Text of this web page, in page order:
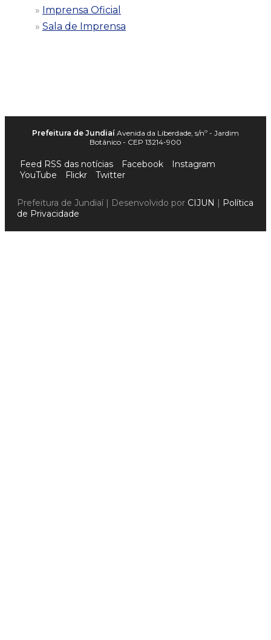
Imprensa Oficial
Sala de Imprensa
Prefeitura de Jundiaí Avenida da Liberdade, s/nº - Jardim
Botânico - CEP 13214-900
Feed RSS das notícias Facebook
Instagram
YouTube
Flickr Twitter
Prefeitura de Jundiaí | Desenvolvido por CIJUN | Política
de Privacidade